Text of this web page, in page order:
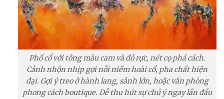
Phố cổ với tông màu cam và đỏ rực, nét cọ phá cách.
Cảnh nhộn nhịp gợi nỗi niềm hoài cổ, pha chất hiện
đại. Gợi ý treo ở hành lang, sảnh lớn, hoặc văn phòng
phong cách boutique. Dễ thu hút sự chú ý ngay lần đầu